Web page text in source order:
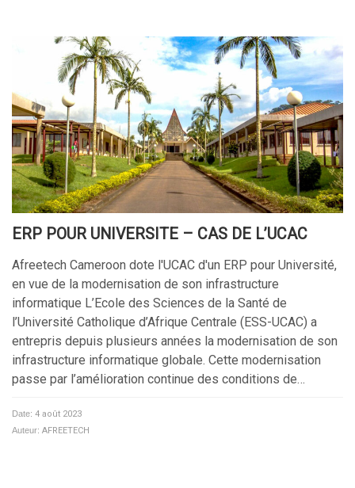
ERP POUR UNIVERSITE – CAS DE L’UCAC
Afreetech Cameroon dote l'UCAC d'un ERP pour Université,
en vue de la modernisation de son infrastructure
informatique L’Ecole des Sciences de la Santé de
l’Université Catholique d’Afrique Centrale (ESS-UCAC) a
entrepris depuis plusieurs années la modernisation de son
infrastructure informatique globale. Cette modernisation
passe par l’amélioration continue des conditions de…
Date: 4 août 2023
Auteur: AFREETECH